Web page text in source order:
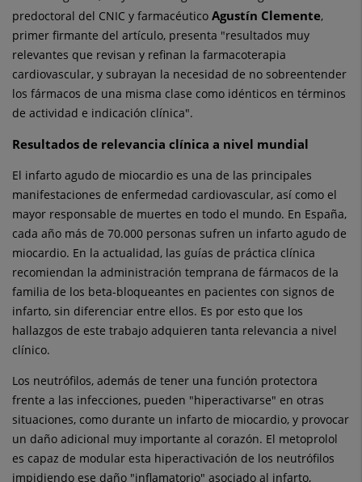
predoctoral del CNIC y farmacéutico Agustín Clemente,
primer firmante del artículo, presenta "resultados muy
relevantes que revisan y refinan la farmacoterapia
cardiovascular, y subrayan la necesidad de no sobreentender
los fármacos de una misma clase como idénticos en términos
de actividad e indicación clínica".
Resultados de relevancia clínica a nivel mundial
El infarto agudo de miocardio es una de las principales
manifestaciones de enfermedad cardiovascular, así como el
mayor responsable de muertes en todo el mundo. En España,
cada año más de 70.000 personas sufren un infarto agudo de
miocardio. En la actualidad, las guías de práctica clínica
recomiendan la administración temprana de fármacos de la
familia de los beta-bloqueantes en pacientes con signos de
infarto, sin diferenciar entre ellos. Es por esto que los
hallazgos de este trabajo adquieren tanta relevancia a nivel
clínico.
Los neutrófilos, además de tener una función protectora
frente a las infecciones, pueden "hiperactivarse" en otras
situaciones, como durante un infarto de miocardio, y provocar
un daño adicional muy importante al corazón. El metoprolol
es capaz de modular esta hiperactivación de los neutrófilos
impidiendo ese daño "inflamatorio" asociado al infarto,